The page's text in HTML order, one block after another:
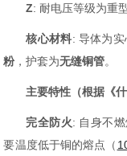
Z: 耐电压等级为重
核心材料: 导体为实
粉，护套为无缝铜管。
主要特性（根据《
完全防火: 自身不
要温度低于铜的熔点（